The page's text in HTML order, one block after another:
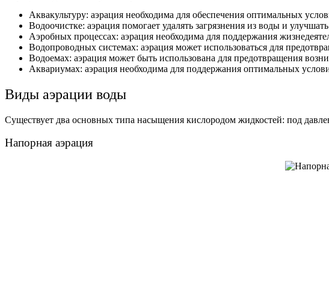
Аквакультуру: аэрация необходима для обеспечения оптимальных
Водоочистке: аэрация помогает удалять загрязнения из воды и
Аэробных процессах: аэрация необходима для поддержания
Водопроводных системах: аэрация может использоваться для
Водоемах: аэрация может быть использована для предотвращения
Аквариумах: аэрация необходима для поддержания оптимальных
Виды аэрации воды
Существует два основных типа насыщения кислородом жидкостей: под
Напорная аэрация